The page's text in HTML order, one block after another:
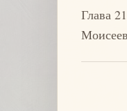
Глава